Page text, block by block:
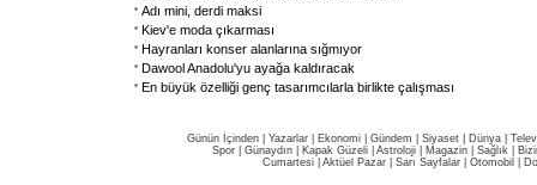
Adı mini, derdi maksi
Kiev'e moda çıkarması
Hayranları konser alanlarına sığmıyor
Dawool Anadolu'yu ayağa kaldıracak
En büyük özelliği genç tasarımcılarla birlikte çalışması
Günün İçinden Yazarlar Ekonomi Gündem Siyaset Dünya |
Spor
Günaydın Kapak Güzeli Astroloji Magazin Sağlık
Cumartesi| Aktüel Pazar| Sarı Sayfalar| Otomobil